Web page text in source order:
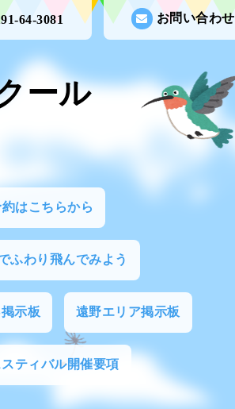
お問い合わせ
64-3081
ール
はこちらから
ふわり飛んでみよう
示板 遠野エリア掲示板
ティバル開催要項